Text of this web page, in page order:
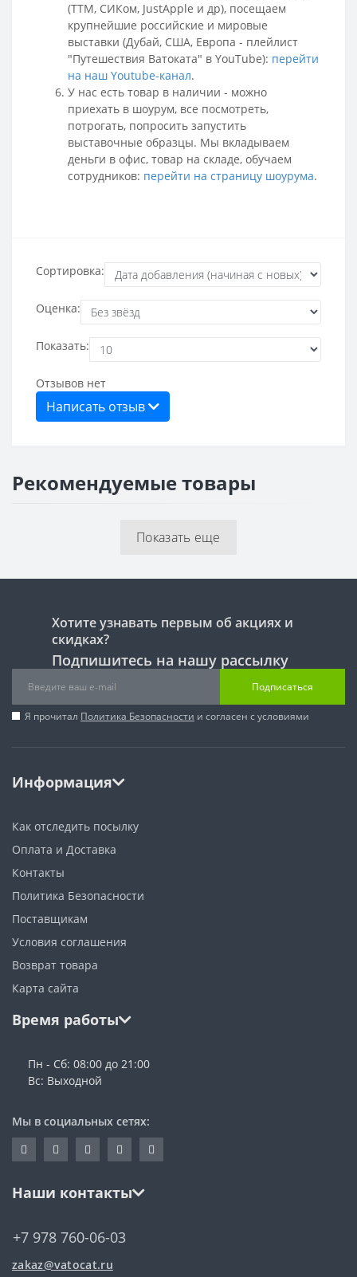
(ТТМ, СИКом, JustApple и др), посещаем
крупнейшие российские и мировые
выставки (Дубай, США, Европа - плейлист
"Путешествия Ватоката" в YouTube): перейти
на наш Youtube-канал.
У нас есть товар в наличии - можно
приехать в шоурум, все посмотреть,
потрогать, попросить запустить
выставочные образцы. Мы вкладываем
деньги в офис, товар на складе, обучаем
сотрудников: перейти на страницу шоурума.
Сортировка:
Оценка:
Показать:
Отзывов нет
Написать отзыв
Рекомендуемые товары
Показать еще
Хотите узнавать первым об акциях и
скидках?
Подпишитесь на нашу рассылку
Подписаться
Я прочитал Политика Безопасности и согласен с условиями
Информация
Как отследить посылку
Оплата и Доставка
Контакты
Политика Безопасности
Поставщикам
Условия соглашения
Возврат товара
Карта сайта
Время работы
Пн - Сб: 08:00 до 21:00
Вс: Выходной
Мы в социальных сетях:
Наши контакты
+7 978 760-06-03
zakaz@vatocat.ru